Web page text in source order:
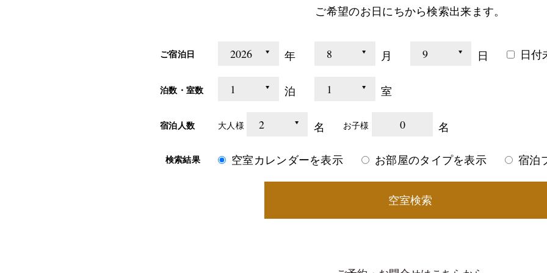
ご希望のお日にちから検索出来ます。
ご宿泊日 年 月 日 日付
泊数・室数 泊 室
宿泊人数 大人様 名 お子様 0 名
検索結果 空室カレンダーを表示 お部屋のタイプを表示 宿泊
空室検索